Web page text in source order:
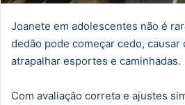
Joanete em adolescentes não é
dedão pode começar cedo, causar
atrapalhar esportes e caminhadas.
Com avaliação correta e ajustes